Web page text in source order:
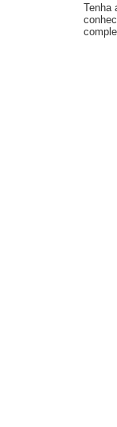
Tenha